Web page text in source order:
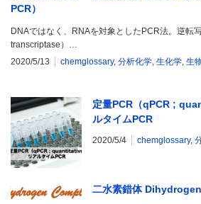
PCR）
DNAではなく、RNAを対象としたPCR法。逆転
transcriptase）…
2020/5/13
chemglossary, 分析化学 生化学 生
定量PCR（qPCR ;
ルタイムPCR
2020/5/4 chemglossary,
二水素錯体